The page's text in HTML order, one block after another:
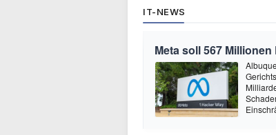
IT-NEWS
Meta soll 567